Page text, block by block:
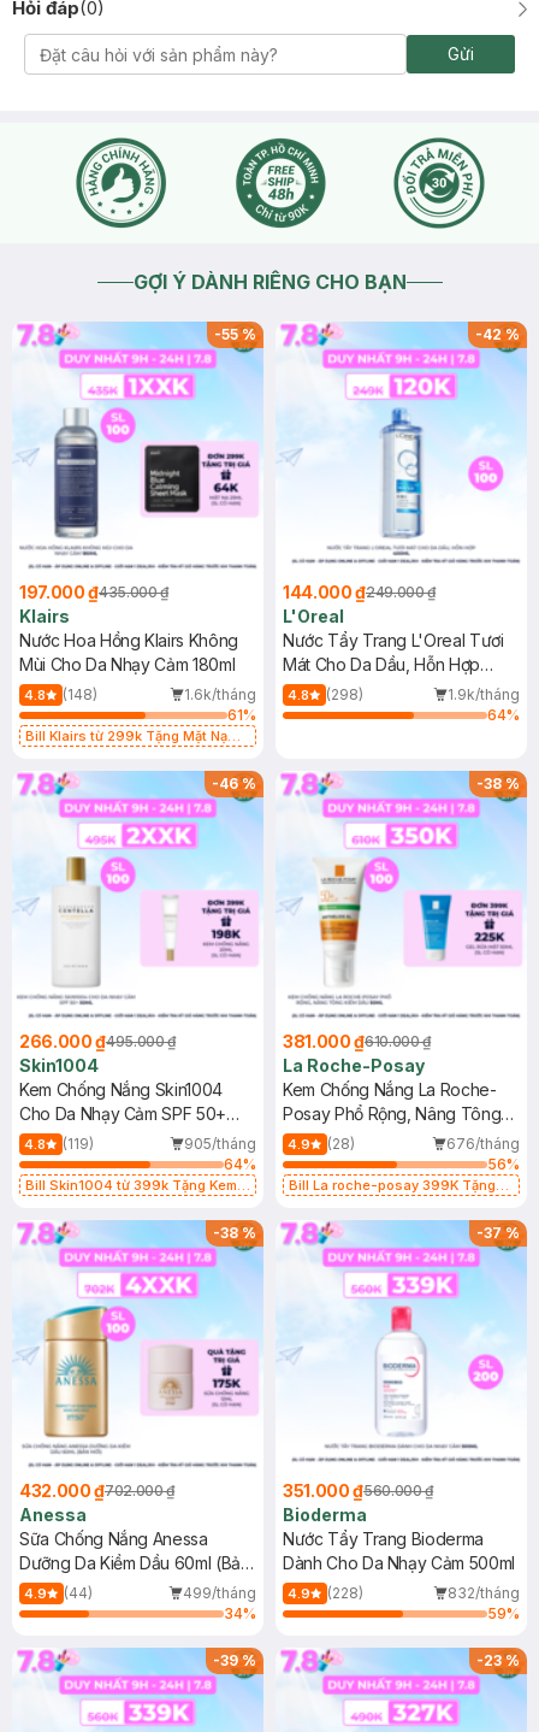
Hỏi đáp(0)
Gửi
GỢI Ý DÀNH RIÊNG CHO BẠN
-55%
197.000 ₫435.000 ₫
Klairs
Nước Hoa Hồng Klairs Không
Mùi Cho Da Nhạy Cảm 180ml
4.8 (148)
1.6k/tháng
61%
Bill Klairs từ 299k Tặng Mặt Nạ
25ml (SL Có Hạn)
-42%
144.000 ₫249.000 ₫
L'Oreal
Nước Tẩy Trang L'Oreal Tươi
Mát Cho Da Dầu, Hỗn Hợp
400ml
4.8 (298)
1.9k/tháng
64%
-46%
266.000 ₫495.000 ₫
Skin1004
Kem Chống Nắng Skin1004
Cho Da Nhạy Cảm SPF 50+
50ml
4.8 (119)
905/tháng
64%
Bill Skin1004 từ 399k Tặng Kem
SPF 50+ 20ml (SL Có Hạn)
-38%
381.000 ₫610.000 ₫
La Roche-Posay
Kem Chống Nắng La Roche-
Posay Phổ Rộng, Nâng Tông
Kiềm Dầu 50ml
4.9 (28)
676/tháng
56%
Bill La roche-posay 399K Tặng
(SL có hạn)
-38%
432.000 ₫702.000 ₫
Anessa
Sữa Chống Nắng Anessa
Dưỡng Da Kiềm Dầu 60ml (Bản
Mới)
4.9 (44)
499/tháng
34%
-37%
351.000 ₫560.000 ₫
Bioderma
Nước Tẩy Trang Bioderma
Dành Cho Da Nhạy Cảm 500ml
4.9 (228)
832/tháng
59%
-39% -23%